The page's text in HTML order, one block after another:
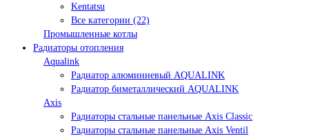
Kentatsu
Все категории (22)
Промышленные котлы
Радиаторы отопления
Aqualink
Радиатор алюминиевый AQUALINK
Радиатор биметаллический AQUALINK
Axis
Радиаторы стальные панельные Axis Classic
Радиаторы стальные панельные Axis Ventil